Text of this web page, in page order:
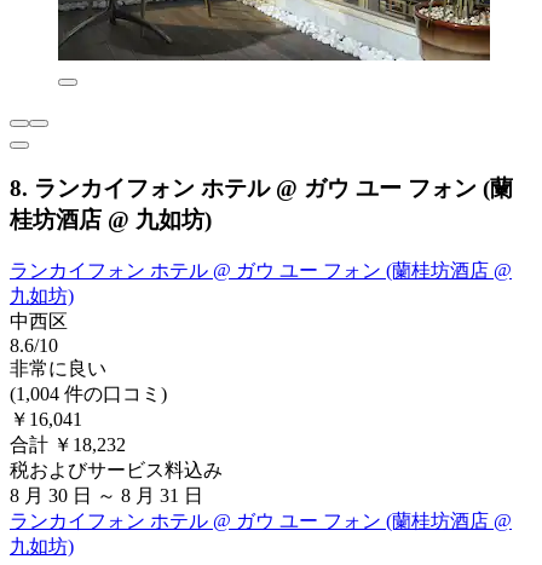
8. ランカイフォン ホテル @ ガウ ユー フォン (蘭
桂坊酒店 @ 九如坊)
ランカイフォン ホテル @ ガウ ユー フォン (蘭桂坊酒店 @
九如坊)
中西区
8.6/10
非常に良い
(1,004 件の口コミ)
￥16,041
合計 ￥18,232
税およびサービス料込み
8 月 30 日 ～ 8 月 31 日
ランカイフォン ホテル @ ガウ ユー フォン (蘭桂坊酒店 @
九如坊)